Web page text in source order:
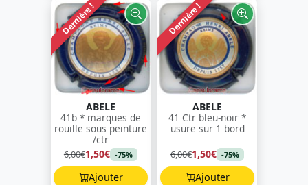
Dernière !
ABELE
41b * marques de
rouille sous peinture
/ctr
6,00€1,50€ -75%
Ajouter
Dernière !
ABELE
41 Ctr bleu-noir *
usure sur 1 bord
6,00€1,50€ -75%
Ajouter